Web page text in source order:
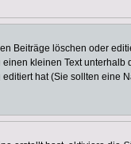
Beiträge löschen oder
kleinen Text
hat (Sie sollten